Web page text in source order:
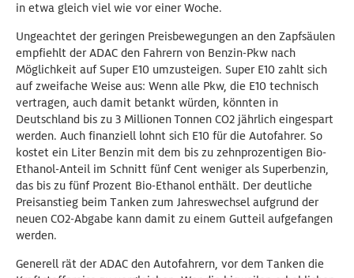
in etwa gleich viel wie vor einer Woche.
Ungeachtet der geringen Preisbewegungen an den Zapfsäulen
empfiehlt der ADAC den Fahrern von Benzin-Pkw nach
Möglichkeit auf Super E10 umzusteigen. Super E10 zahlt sich
auf zweifache Weise aus: Wenn alle Pkw, die E10 technisch
vertragen, auch damit betankt würden, könnten in
Deutschland bis zu 3 Millionen Tonnen CO2 jährlich eingespart
werden. Auch finanziell lohnt sich E10 für die Autofahrer. So
kostet ein Liter Benzin mit dem bis zu zehnprozentigen Bio-
Ethanol-Anteil im Schnitt fünf Cent weniger als Superbenzin,
das bis zu fünf Prozent Bio-Ethanol enthält. Der deutliche
Preisanstieg beim Tanken zum Jahreswechsel aufgrund der
neuen CO2-Abgabe kann damit zu einem Gutteil aufgefangen
werden.
Generell rät der ADAC den Autofahrern, vor dem Tanken die